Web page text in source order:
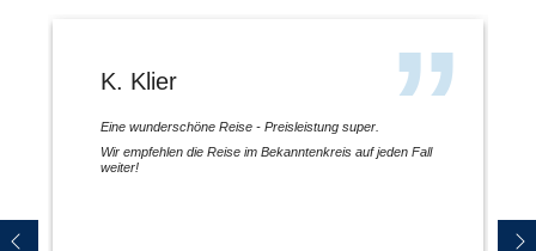
K. Klier
Eine wunderschöne Reise - Preisleistung super.
Wir empfehlen die Reise im Bekanntenkreis auf jeden Fall
weiter!